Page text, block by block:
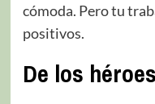
cómoda. Pero tu
positivos.
De los héroes